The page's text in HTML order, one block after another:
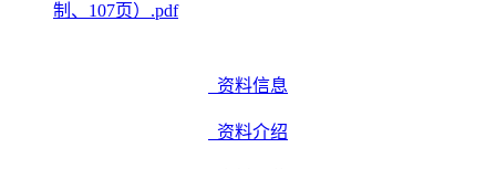
制、107页）.pdf
资料信息
资料介绍